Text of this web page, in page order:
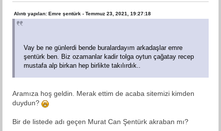
Alıntı yapılan: Emre şentürk - Temmuz 23, 2021, 19:27:18
Vay be ne günlerdi bende buralardayım arkadaşlar emre
şentürk ben. Biz ozamanlar kadir tolga oytun çağatay recep
mustafa alp birkan hep birlikte takılırdık..
Aramıza hoş geldin. Merak ettim de acaba sitemizi kimden
duydun?
Bir de listede adı geçen Murat Can Şentürk akraban mı?